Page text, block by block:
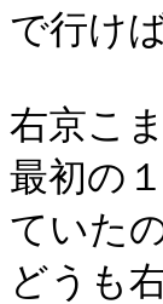
で行け
右京こ
最初の
ていた
どうも